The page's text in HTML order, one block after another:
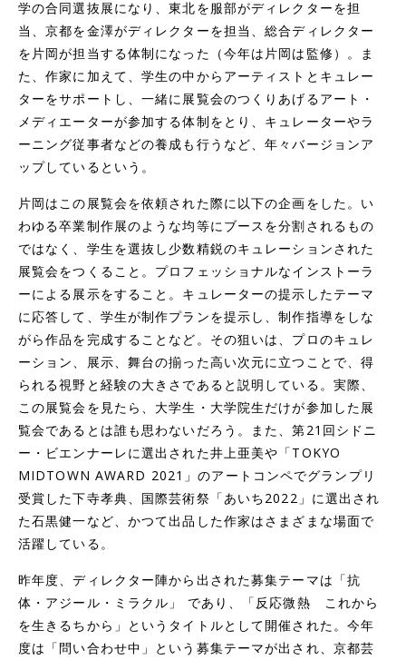
学の合同選抜展になり、東北を服部がディレクターを担
当、京都を金澤がディレクターを担当、総合ディレクター
を片岡が担当する体制になった（今年は片岡は監修）。ま
た、作家に加えて、学生の中からアーティストとキュレー
ターをサポートし、一緒に展覧会のつくりあげるアート・
メディエーターが参加する体制をとり、キュレーターやラ
ーニング従事者などの養成も行うなど、年々バージョンア
ップしているという。
片岡はこの展覧会を依頼された際に以下の企画をした。い
わゆる卒業制作展のような均等にブースを分割されるもの
ではなく、学生を選抜し少数精鋭のキュレーションされた
展覧会をつくること。プロフェッショナルなインストーラ
ーによる展示をすること。キュレーターの提示したテーマ
に応答して、学生が制作プランを提示し、制作指導をしな
がら作品を完成することなど。その狙いは、プロのキュレ
ーション、展示、舞台の揃った高い次元に立つことで、得
られる視野と経験の大きさであると説明している。実際、
この展覧会を見たら、大学生・大学院生だけが参加した展
覧会であるとは誰も思わないだろう。また、第21回シドニ
ー・ビエンナーレに選出された井上亜美や「TOKYO
MIDTOWN AWARD 2021」のアートコンペでグランプリ
受賞した下寺孝典、国際芸術祭「あいち2022」に選出され
た石黒健一など、かつて出品した作家はさまざまな場面で
活躍している。
昨年度、ディレクター陣から出された募集テーマは「抗
体・アジール・ミラクル」 であり、「反応微熱 これから
を生きるちから」というタイトルとして開催された。今年
度は「問い合わせ中」という募集テーマが出され、京都芸